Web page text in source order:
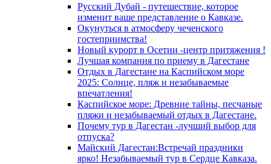
Русский Дубай - путешествие, которое
изменит ваше представление о Кавказе.
Окунуться в атмосферу чеченского
гостеприимства!
Новый курорт в Осетии -центр притяжения !
Лучшая компания по приему в Дагестане
Отдых в Дагестане на Каспийском море
2025: Солнце, пляж и незабываемые
впечатления!
Каспийское море: Древние тайны, песчаные
пляжи и незабываемый отдых в Дагестане.
Почему тур в Дагестан -лучший выбор для
отпуска?
Майский Дагестан:Встречай праздники
ярко! Незабываемый тур в Сердце Кавказа.